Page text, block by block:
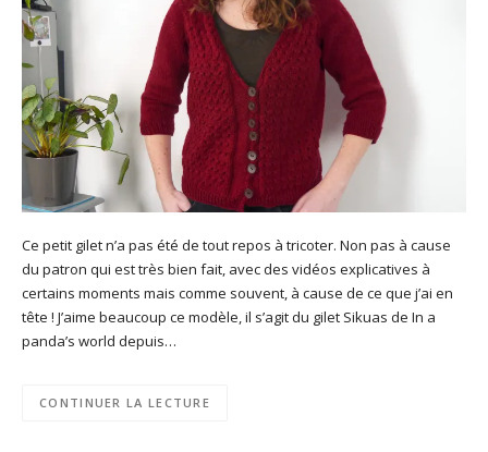
Ce petit gilet n’a pas été de tout repos à tricoter. Non pas à cause
du patron qui est très bien fait, avec des vidéos explicatives à
certains moments mais comme souvent, à cause de ce que j’ai en
tête ! J’aime beaucoup ce modèle, il s’agit du gilet Sikuas de In a
panda’s world depuis…
CONTINUER LA LECTURE